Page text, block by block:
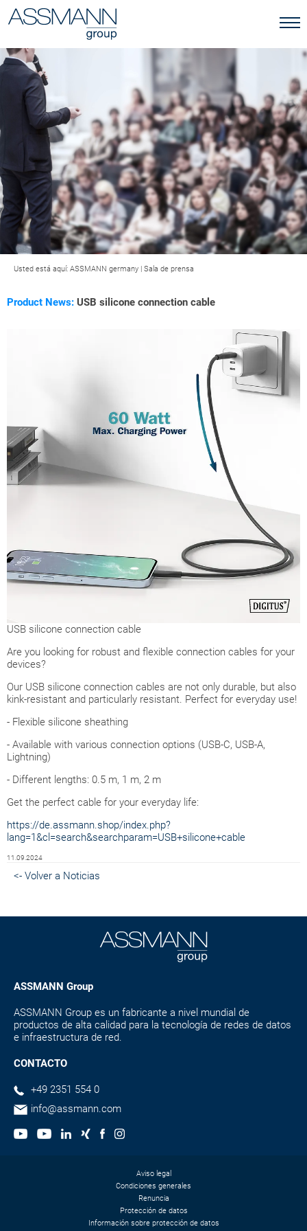
Usted está aquí: ASSMANN germany | Sala de prensa
Product News: USB silicone connection cable
USB silicone connection cable
Are you looking for robust and flexible connection cables for your
devices?
Our USB silicone connection cables are not only durable, but also
kink-resistant and particularly resistant. Perfect for everyday use!
- Flexible silicone sheathing
- Available with various connection options (USB-C, USB-A,
Lightning)
- Different lengths: 0.5 m, 1 m, 2 m
Get the perfect cable for your everyday life:
https://de.assmann.shop/index.php?
lang=1&cl=search&searchparam=USB+silicone+cable
11.09.2024
<- Volver a Noticias
ASSMANN Group
ASSMANN Group es un fabricante a nivel mundial de
productos de alta calidad para la tecnología de redes de datos
e infraestructura de red.
CONTACTO
+49 2351 554 0
info@assmann.com
Aviso legal
Condiciones generales
Renuncia
Protección de datos
Información sobre protección de datos